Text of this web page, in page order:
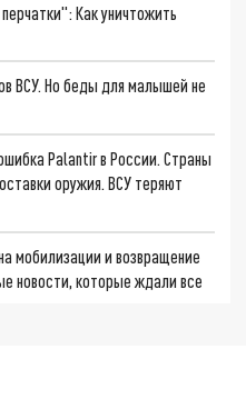
Как уничтожить
ВСУ. Но беды для малышей не
Palantir в России. Страны
оружия. ВСУ теряют
мобилизации и возвращение
новости, которые ждали все